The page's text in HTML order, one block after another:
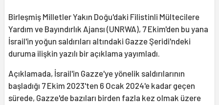
Birleşmiş Milletler Yakın Doğu'daki Filistinli Mültecilere
Yardım ve Bayındırlık Ajansı (UNRWA), 7 Ekim'den bu yana
İsrail'in yoğun saldırıları altındaki Gazze Şeridi'ndeki
duruma ilişkin yazılı bir açıklama yayımladı.
Açıklamada, İsrail'in Gazze'ye yönelik saldırılarının
başladığı 7 Ekim 2023'ten 6 Ocak 2024'e kadar geçen
sürede, Gazze'de bazıları birden fazla kez olmak üzere